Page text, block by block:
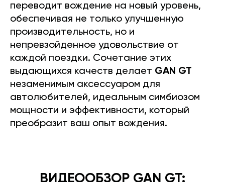
переводит вождение на новый уровень,
обеспечивая не только улучшенную
производительность, но и
непревзойденное удовольствие от
каждой поездки. Сочетание этих
выдающихся качеств делает GAN GT
незаменимым аксессуаром для
автолюбителей, идеальным симбиозом
мощности и эффективности, который
преобразит ваш опыт вождения.
ВИДЕООБЗОР GAN GT: